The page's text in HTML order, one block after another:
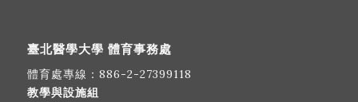
臺北醫學大學 體育事務處
體育處專線： 886-2-27399118
教學與設施組